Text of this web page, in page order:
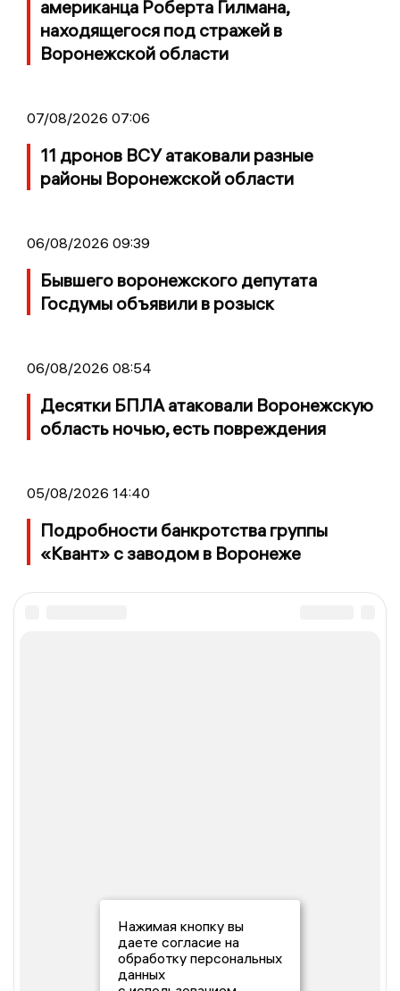
американца Роберта Гилмана,
находящегося под стражей в
Воронежской области
07/08/2026 07:06
11 дронов ВСУ атаковали разные
районы Воронежской области
06/08/2026 09:39
Бывшего воронежского депутата
Госдумы объявили в розыск
06/08/2026 08:54
Десятки БПЛА атаковали Воронежскую
область ночью, есть повреждения
05/08/2026 14:40
Подробности банкротства группы
«Квант» с заводом в Воронеже
Нажимая кнопку вы
даете согласие на
обработку персональных
данных